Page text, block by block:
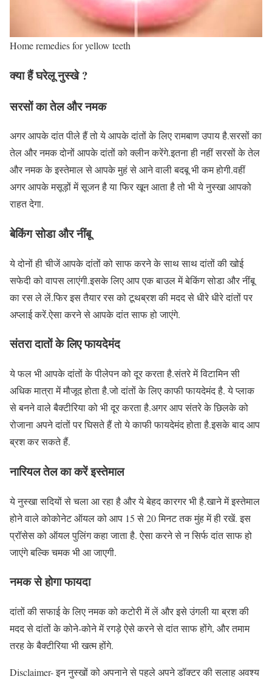
Home remedies for yellow teeth
क्या हैं घरेलू नुस्खे ?
सरसों का तेल और नमक
अगर आपके दांत पीले हैं तो ये आपके दांतों के लिए रामबाण उपाय है.सरसों का
तेल और नमक दोनों आपके दांतों को क्लीन करेंगे.इतना ही नहीं सरसों के तेल
और नमक के इस्तेमाल से आपके मुहं से आने वाली बदबू भी कम होगी.वहीं
अगर आपके मसूड़ों में सूजन है या फिर खून आता है तो भी ये नुस्खा आपको
राहत देगा.
बेकिंग सोडा और नींबू
ये दोनों ही चीजें आपके दांतों को साफ करने के साथ साथ दांतों की खोई
सफेदी को वापस लाएंगी.इसके लिए आप एक बाउल में बेकिंग सोडा और नींबू
का रस ले लें.फिर इस तैयार रस को टूथब्रश की मदद से धीरे धीरे दांतों पर
अप्लाई करें.ऐसा करने से आपके दांत साफ हो जाएंगे.
संतरा दातों के लिए फायदेमंद
ये फल भी आपके दांतों के पीलेपन को दूर करता है.संतरे में विटामिन सी
अधिक मात्रा में मौजूद होता है.जो दांतों के लिए काफी फायदेमंद है. ये प्लाक
से बनने वाले बैक्टीरिया को भी दूर करता है.अगर आप संतरे के छिलके को
रोजाना अपने दांतों पर घिसते हैं तो ये काफी फायदेमंद होता है.इसके बाद आप
ब्रश कर सकते हैं.
नारियल तेल का करें इस्तेमाल
ये नुस्खा सदियों से चला आ रहा है और ये बेहद कारगर भी है.खाने में इस्तेमाल
होने वाले कोकोनेट ऑयल को आप 15 से 20 मिनट तक मुंह में ही रखें. इस
प्रॉसेस को ऑयल पुलिंग कहा जाता है. ऐसा करने से न सिर्फ दांत साफ हो
जाएंगे बल्कि चमक भी आ जाएगी.
नमक से होगा फायदा
दांतों की सफाई के लिए नमक को कटोरी में लें और इसे उंगली या ब्रश की
मदद से दांतों के कोने-कोने में रगड़े ऐसे करने से दांत साफ होंगे, और तमाम
तरह के बैक्टीरिया भी खत्म होंगे.
Disclaimer- इन नुस्खों को अपनाने से पहले अपने डॉक्टर की सलाह अवश्य